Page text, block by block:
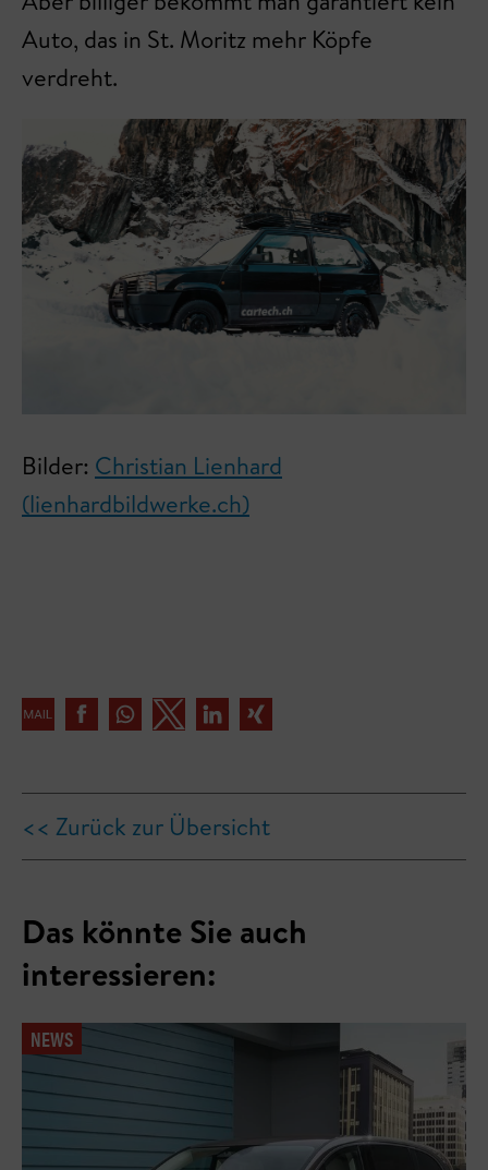
Auto, das in St. Moritz mehr Köpfe
verdreht.
Bilder: Christian Lienhard
(lienhardbildwerke.ch)
<< Zurück zur Übersicht
Das könnte Sie auch
interessieren:
NEWS